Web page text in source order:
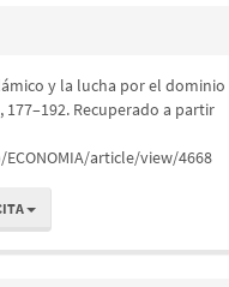
y la lucha por el dominio
177–192. Recuperado a partir
article/view/4668